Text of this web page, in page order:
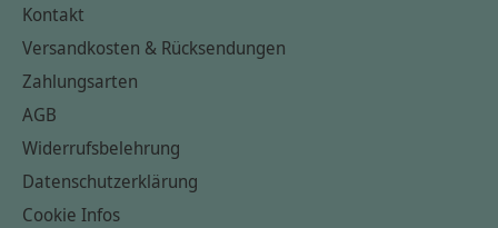
Kontakt
Versandkosten & Rücksendungen
Zahlungsarten
AGB
Widerrufsbelehrung
Datenschutzerklärung
Cookie Infos